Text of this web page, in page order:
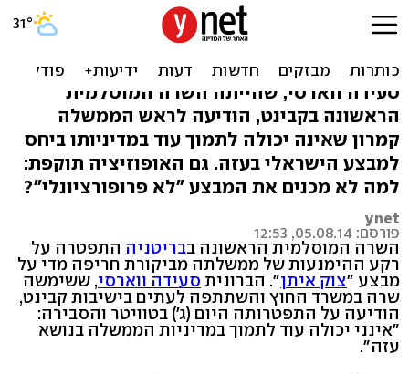
שרה בריטית התפטרה בגלל
הלחימה בעזה
סעידה ווארסי, שהייתה השרה המוסלמית
הראשונה בקבינט, הודיעה לראש הממשלה
קמרון שאינה יכולה לתמוך עוד במדיניותו ביחס
למבצע הישראלי בעזה. גם האופוזיציה תוקפת:
למה לא מכנים את המבצע "לא פרופורציונלי"?
ynet
פורסם: 05.08.14, 12:53
השרה המוסלמית הראשונה בבריטניה התפטרה על
רקע ההימנעות של ממשלתה מביקורת חריפה מדי על
מבצע "צוק איתן". הברונית סעידה ווארסי, ששימשה
שרה במשרד החוץ והשתתפה לעתים בישיבות קבינט,
הודיעה על התפטרותה היום (ג') בטוויטר והסבירה:
"אינני יכולה עוד לתמוך במדיניות הממשלה בנושא
עזה".